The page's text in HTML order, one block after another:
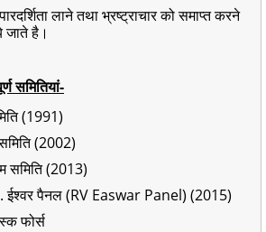
लाने तथा भ्रष्ट्राचार को समाप्त करने
जाते है।
समितियां-
(1991)
(2002)
समिति (2013)
ईश्वर पैनल (RV Easwar Panel) (2015)
फोर्स